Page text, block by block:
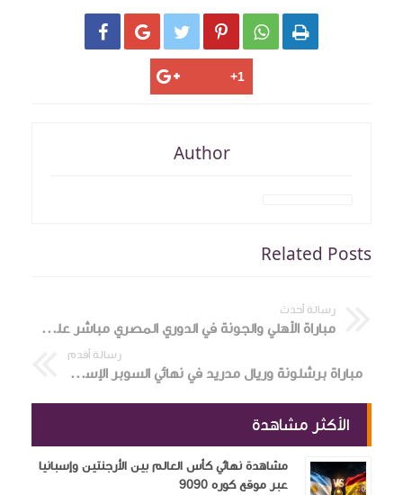
     
Author
Related Posts
رسالة أحدث
مباراة الأهلي والجونة في الدوري المصري مباشر علي كورة 9090
رسالة أقدم
مباراة برشلونة وريال مدريد في نهائي السوبر الإسباني 22-1-2025
الأكثر مشاهدة
مشاهدة نهائي كأس العالم بين الأرجنتين وإسبانيا
عبر موقع كوره 9090